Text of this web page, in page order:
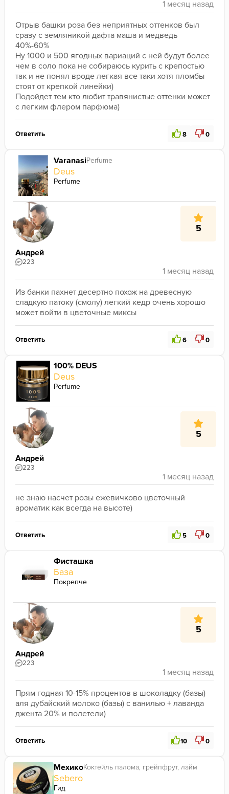
Отрыв башки роза без неприятных оттенков был
сразу с земляникой дафта маша и медведь
40%-60%
Ну 1000 и 500 ягодных вариаций с ней будут более
чем в соло пока не собираюсь курить с крепостью
так и не понял вроде легкая все таки хотя пломбы
стоят от крепкой линейки)
Подойдет тем кто любит травянистые оттенки может
с легким флером парфюма)
Ответить 8 0
VaranasiPerfume
Deus
Perfume
5
Андрей
223
Из банки пахнет десертно похож на древесную
сладкую патоку (смолу) легкий кедр очень хорошо
может войти в цветочные миксы
Ответить 6 0
100% DEUS
Deus
Perfume
5
Андрей
223
не знаю насчет розы ежевичково цветочный
ароматик как всегда на высоте)
Ответить 5 0
Фисташка
База
Покрепче
5
Андрей
223
Прям годная 10-15% процентов в шоколадку (базы)
аля дубайский молоко (базы) с ванилью + лаванда
джента 20% и полетели)
Ответить 10 0
МехикоКоктейль палома, грейпфрут, лайм
Sebero
Гид